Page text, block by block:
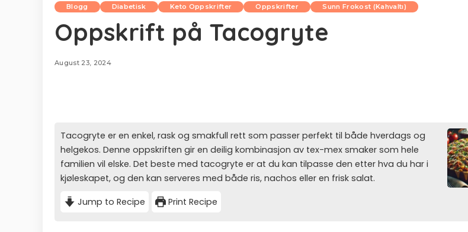
Blogg Diabetisk Keto Oppskrifter Oppskrifter Sunn Frokost (Kahvaltı)
Oppskrift på Tacogryte
August 23, 2024
Tacogryte er en enkel, rask og smakfull rett som passer perfekt til både hverdags og
helgekos. Denne oppskriften gir en deilig kombinasjon av tex-mex smaker som hele
familien vil elske. Det beste med tacogryte er at du kan tilpasse den etter hva du har i
kjøleskapet, og den kan serveres med både ris, nachos eller en frisk salat.
Jump to Recipe
Print Recipe